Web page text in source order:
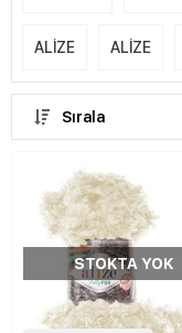
ALİZE ALİZE
Sırala
STOKTA YOK